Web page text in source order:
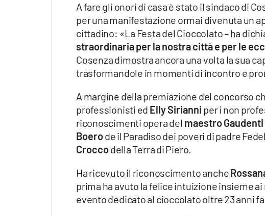
A fare gli onori di casa è stato il sindaco di
per una manifestazione ormai divenuta un
cittadino: «La Festa del Cioccolato – ha
straordinaria per la nostra città e per le
Cosenza dimostra ancora una volta la sua
trasformandole in momenti di incontro e
A margine della premiazione del concorso
professionisti ed Elly Sirianni per i non
riconoscimenti opera del maestro Gaudenti
Boerode il Paradiso dei poveri di padre
Croccodella Terra di Piero.
Ha ricevuto il riconoscimento anche
prima ha avuto la felice intuizione insieme
evento dedicato al cioccolato oltre 23 anni